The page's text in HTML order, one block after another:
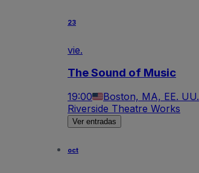
23
vie.
The Sound of Music
19:00 Boston, MA, EE. UU.
Riverside Theatre Works
Ver entradas
oct